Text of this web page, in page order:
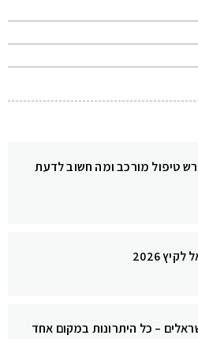
טיפול מורכב ומה חשוב לדעת
2026
– כל היתרונות במקום אחד